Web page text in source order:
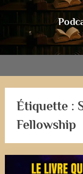
Étiquette :
Fellowship